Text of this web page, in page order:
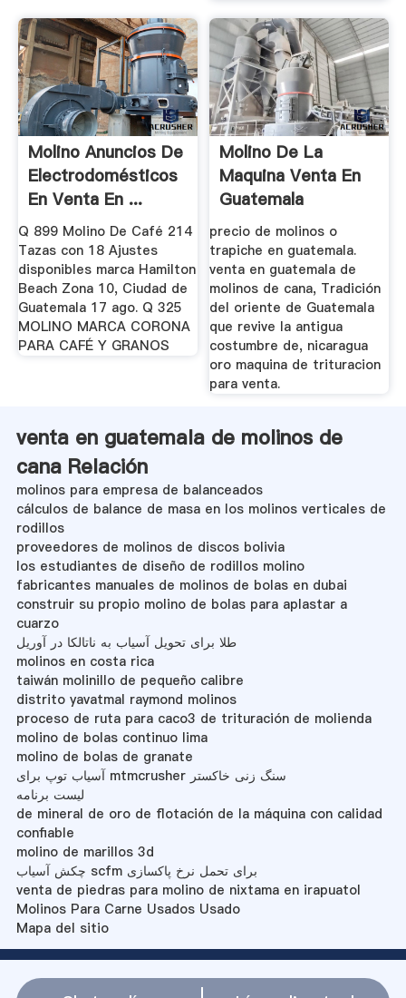
Molino Anuncios De
Electrodomésticos
En Venta En ...
Q 899 Molino De Café 214
Tazas con 18 Ajustes
disponibles marca Hamilton
Beach Zona 10, Ciudad de
Guatemala 17 ago. Q 325
MOLINO MARCA CORONA
PARA CAFÉ Y GRANOS
Molino De La
Maquina Venta En
Guatemala
precio de molinos o
trapiche en guatemala.
venta en guatemala de
molinos de cana, Tradición
del oriente de Guatemala
que revive la antigua
costumbre de, nicaragua
oro maquina de trituracion
para venta.
venta en guatemala de molinos de
cana Relación
molinos para empresa de balanceados
cálculos de balance de masa en los molinos verticales de
rodillos
proveedores de molinos de discos bolivia
los estudiantes de diseño de rodillos molino
fabricantes manuales de molinos de bolas en dubai
construir su propio molino de bolas para aplastar a
cuarzo
طلا برای تحویل آسیاب به ناتالكا در آوریل
molinos en costa rica
taiwán molinillo de pequeño calibre
distrito yavatmal raymond molinos
proceso de ruta para caco3 de trituración de molienda
molino de bolas continuo lima
molino de bolas de granate
آسیاب توپ برای mtmcrusher سنگ زنی خاکستر
لیست برنامه
de mineral de oro de flotación de la máquina con calidad
confiable
molino de marillos 3d
چکش آسیاب scfm برای تحمل نرخ پاکسازی
venta de piedras para molino de nixtama en irapuatol
Molinos Para Carne Usados Usado
Mapa del sitio